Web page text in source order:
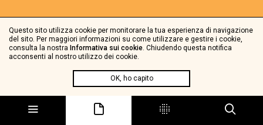
Questo sito utilizza cookie per monitorare la tua esperienza di navigazione
del sito. Per maggiori informazioni su come utilizzare e gestire i cookie,
consulta la nostra Informativa sui cookie. Chiudendo questa notifica
acconsenti al nostro utilizzo dei cookie.
OK, ho capito